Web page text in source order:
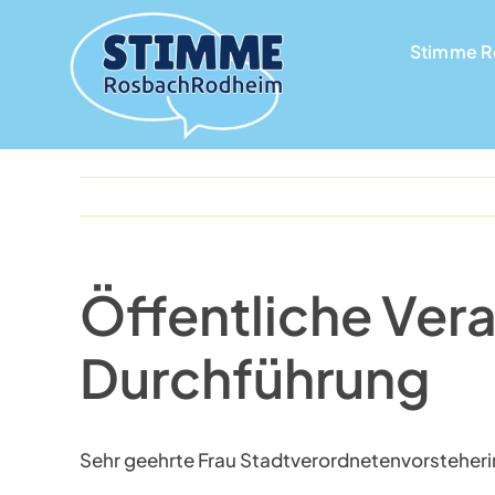
content
Stimme
Stimme
Öffentliche
Durchführung
Sehr geehrte Frau